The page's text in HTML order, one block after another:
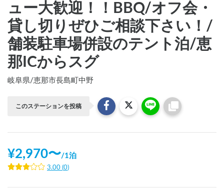
ュー大歓迎！！BBQ/オフ会・
貸し切りぜひご相談下さい！/
舗装駐車場併設のテント泊/恵
那ICからスグ
岐阜県/恵那市長島町中野
このステーションを投稿
¥2,970〜/1泊
3.00 (0)